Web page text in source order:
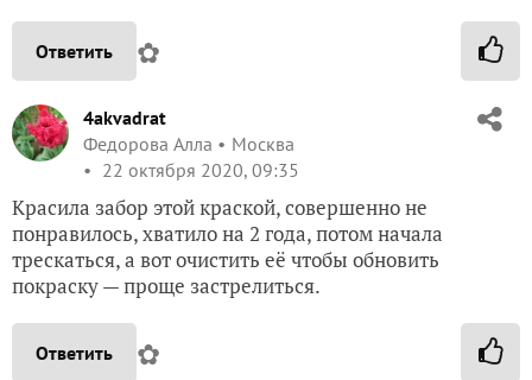
Ответить ✿
4akvadrat
Федорова Алла
Москва
22 октября 2020, 09:35
Красила забор этой краской, совершенно не
понравилось, хватило на 2 года, потом начала
трескаться, а вот очистить её чтобы обновить
покраску — проще застрелиться.
Ответить ✿